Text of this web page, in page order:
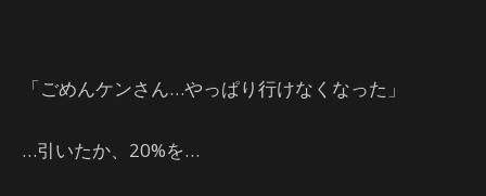
「ごめんケンさん…やっぱり行けなくなった」
…引いたか、20%を…